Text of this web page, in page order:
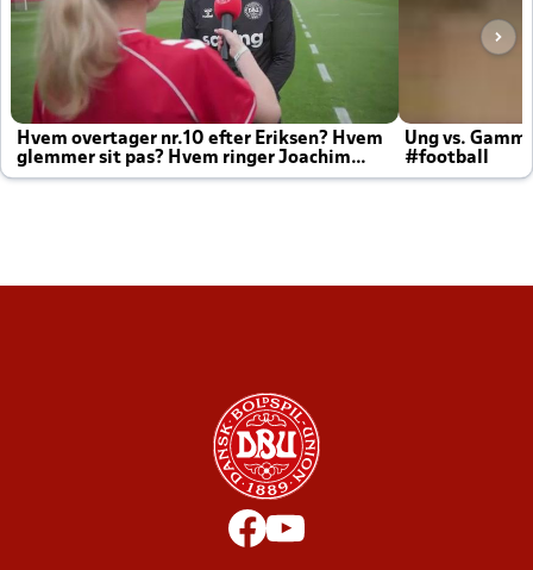
Hvem overtager nr.10 efter Eriksen? Hvem
glemmer sit pas? Hvem ringer Joachim
altid til efter kampe?
Ung vs.
#football